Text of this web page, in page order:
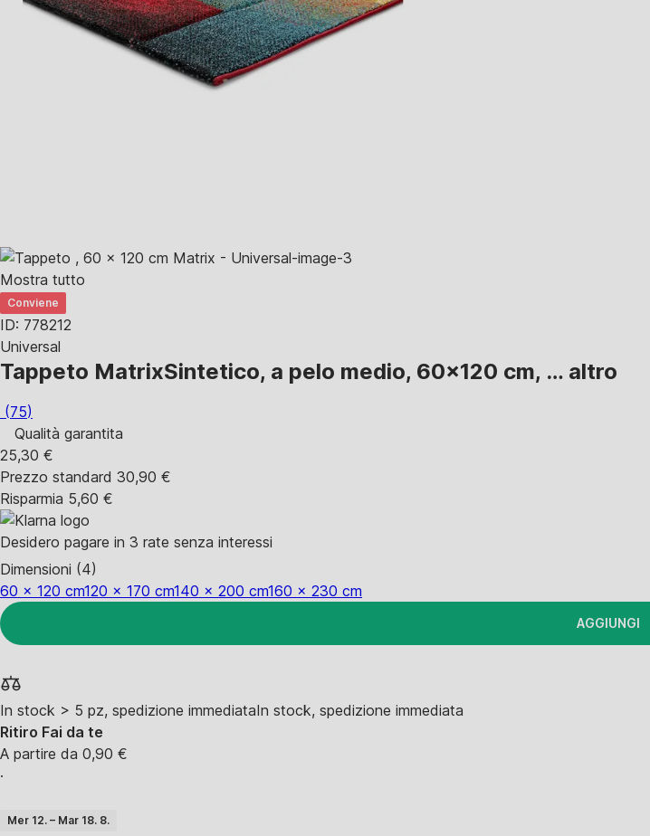
Mostra tutto
Conviene
ID: 778212
Universal
Tappeto MatrixSintetico, a pelo medio, 60x120 cm, … altro
(75)
Qualità garantita
25,30 €
Prezzo standard 30,90 €
Risparmia 5,60 €
Desidero pagare in 3 rate senza interessi
Dimensioni (4)
60 x 120 cm120 x 170 cm140 x 200 cm160 x 230 cm
AGGIUNGI
In stock > 5 pz, spedizione immediataIn stock, spedizione immediata
Ritiro Fai da te
A partire da 0,90 €
·
Mer 12. – Mar 18. 8.